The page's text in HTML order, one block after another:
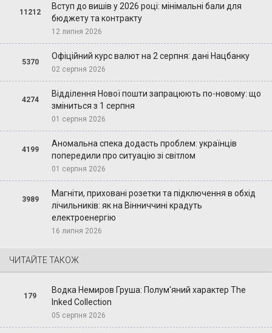
11212
Вступ до вишів у 2026 році: мінімальні бали для
бюджету та контракту
12 липня 2026
5370
Офіційний курс валют на 2 серпня: дані Нацбанку
02 серпня 2026
4274
Відділення Нової пошти запрацюють по-новому: що
зміниться з 1 серпня
01 серпня 2026
4199
Аномальна спека додасть проблем: українців
попередили про ситуацію зі світлом
01 серпня 2026
3989
Магніти, приховані розетки та підключення в обхід
лічильників: як на Вінниччині крадуть
електроенергію
16 липня 2026
ЧИТАЙТЕ ТАКОЖ
179
Водка Немиров Груша: Полум'яний характер The
Inked Collection
05 серпня 2026